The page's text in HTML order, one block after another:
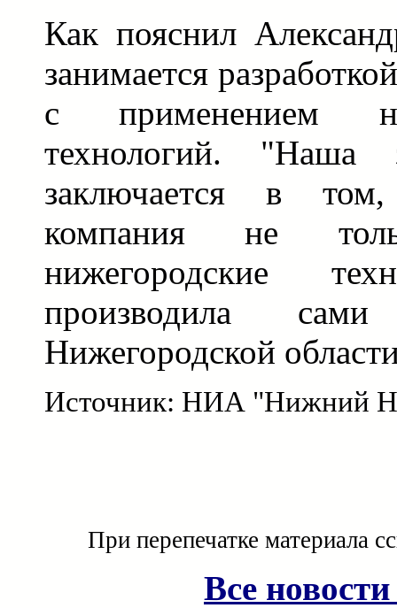
Как пояснил
занимается
с применением
технологий. "Наша
заключается в
компания не
нижегородские
производила
Нижегородской
Источник: НИА "Нижний
При перепечатке материала
Все